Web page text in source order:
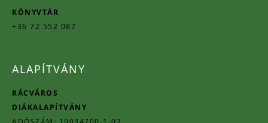
KÖNYVTÁR
+36 72 552 087
ALAPÍTVÁNY
RÁCVÁROS
DIÁKALAPÍTVÁNY